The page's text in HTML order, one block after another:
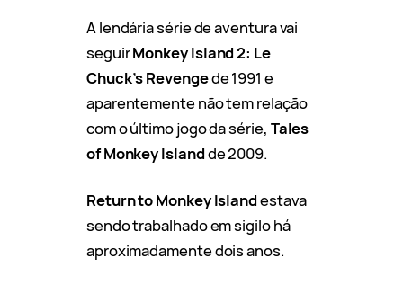
A lendária série de aventura vai
seguirMonkey Island 2: Le
Chuck’s Revengede 1991 e
aparentemente não tem relação
com o último jogo da série, Tales
of Monkey Islandde 2009.
Return to Monkey Islandestava
sendo trabalhado em sigilo há
aproximadamente dois anos.